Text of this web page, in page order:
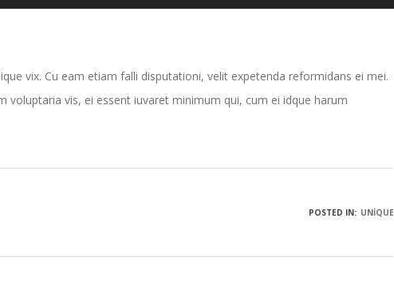
vix. Cu eam etiam falli disputationi, velit expetenda reformidans ei mei.
voluptaria vis, ei essent iuvaret minimum qui, cum ei idque harum
POSTED IN: UNIQUE